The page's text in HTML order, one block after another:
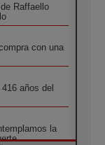
Raffaello
con una
años del
la